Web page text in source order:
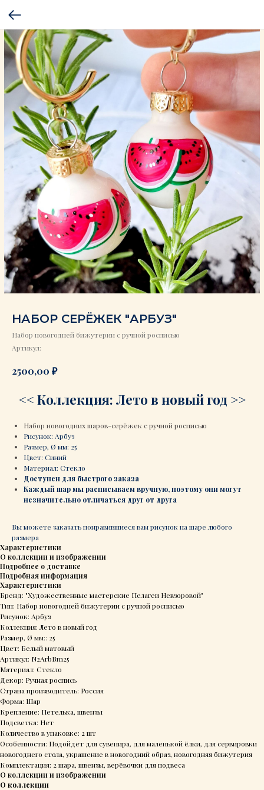
НАБОР СЕРЁЖЕК "АРБУЗ"
Набор новогодней бижутерии с ручной росписью
Артикул:
2500,00 ₽
<< Коллекция: Лето в новый год >>
Набор новогодних шаров-серёжек с ручной росписью
Рисунок: Арбуз
Размер, Ø мм: 25
Цвет: Синий
Материал: Стекло
Доступен для быстрого заказа
Каждый шар мы расписываем вручную, поэтому они могут
незначительно отличаться друг от друга
Вы можете заказать понравившиеся вам рисунок на шаре любого
размера
Характеристики
О коллекции и изображении
Подробнее о доставке
Подробная информация
Характеристики
Бренд: "Художественные мастерские Пелагеи Невзоровой"
Тип: Набор новогодней бижутерии с ручной росписью
Рисунок: Арбуз
Коллекция: Лето в новый год
Размер, Ø мм:: 25
Цвет: Белый матовый
Артикул: N2ArbBm25
Материал: Стекло
Декор: Ручная роспись
Страна производитель: Россия
Форма: Шар
Крепление: Петелька, швензы
Подсветка: Нет
Количество в упаковке: 2 шт
Особенности: Подойдет для сувенира, для маленькой ёлки, для сервировки
новогоднего стола, украшение в новогодний образ, новогодняя бижутерия
Комплектация: 2 шара, швензы, верёвочки для подвеса
О коллекции и изображении
О коллекции